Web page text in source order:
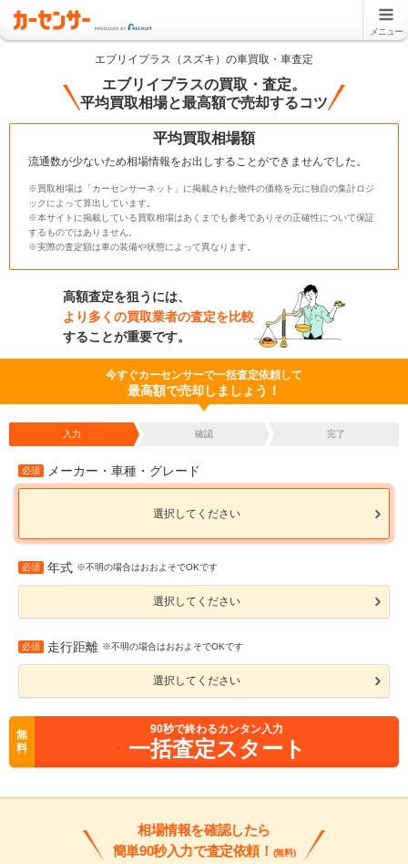
メニュー
エブリイプラス（スズキ）の車買取・車査定
エブリイプラスの買取・査定。
平均買取相場と最高額で売却するコツ
平均買取相場額
流通数が少ないため相場情報をお出しすることができませんでした。
※買取相場は「カーセンサーネット」に掲載された物件の価格を元に独自の集計ロジ
ックによって算出しています。
※本サイトに掲載している買取相場はあくまでも参考でありその正確性について保証
するものではありません。
※実際の査定額は車の装備や状態によって異なります。
高額査定を狙うには、
より多くの買取業者の査定を比較
することが重要です。
今すぐカーセンサーで一括査定依頼して
最高額で売却しましょう！
入力 確認 完了
必須 メーカー・車種・グレード
選択してください
必須 年式 ※不明の場合はおおよそでOKです
選択してください
必須 走行距離 ※不明の場合はおおよそでOKです
選択してください
無
料
90秒で終わるカンタン入力
一括査定スタート
相場情報を確認したら
簡単90秒入力で査定依頼！ (無料)